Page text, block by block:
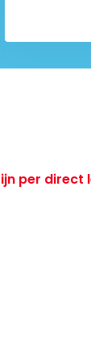
per direct